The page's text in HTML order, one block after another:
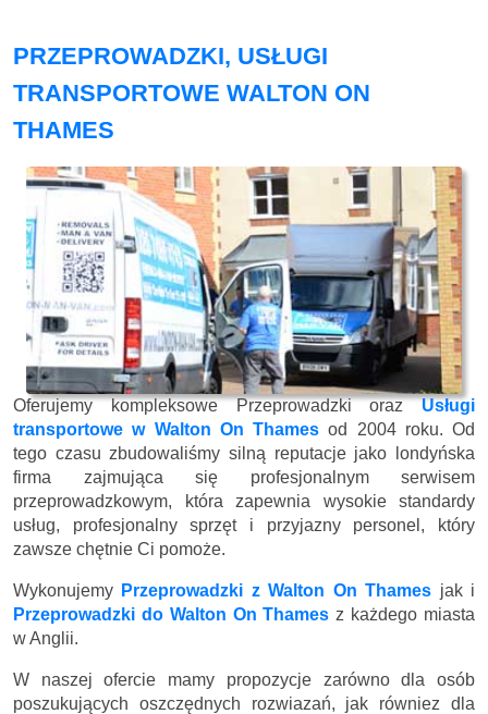
PRZEPROWADZKI, USŁUGI
TRANSPORTOWE WALTON ON
THAMES
Oferujemy kompleksowe Przeprowadzki orazUsługi
transportowe w Walton On Thames od 2004 roku. Od
tego czasu zbudowaliśmy silną reputacje jako londyńska
firma zajmująca się profesjonalnym serwisem
przeprowadzkowym, która zapewnia wysokie standardy
usług, profesjonalny sprzęt i przyjazny personel, który
zawsze chętnie Ci pomoże.
Wykonujemy Przeprowadzki z Walton On Thames jak i
Przeprowadzki do Walton On Thames z każdego miasta
w Anglii.
W naszej ofercie mamy propozycje zarówno dla osób
poszukujących oszczędnych rozwiazań, jak równiez dla